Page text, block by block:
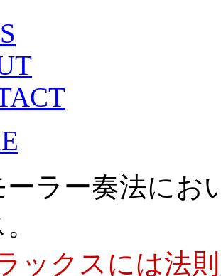
ーラー奏法にお
ックスには法